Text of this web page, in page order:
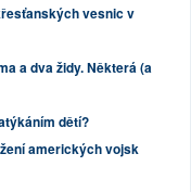
vesnic v
a dva židy. Některá (a
dětí?
amerických vojsk